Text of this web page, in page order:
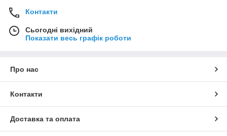
Контакти
Сьогодні вихідний
Показати весь графік роботи
Про нас
Контакти
Доставка та оплата